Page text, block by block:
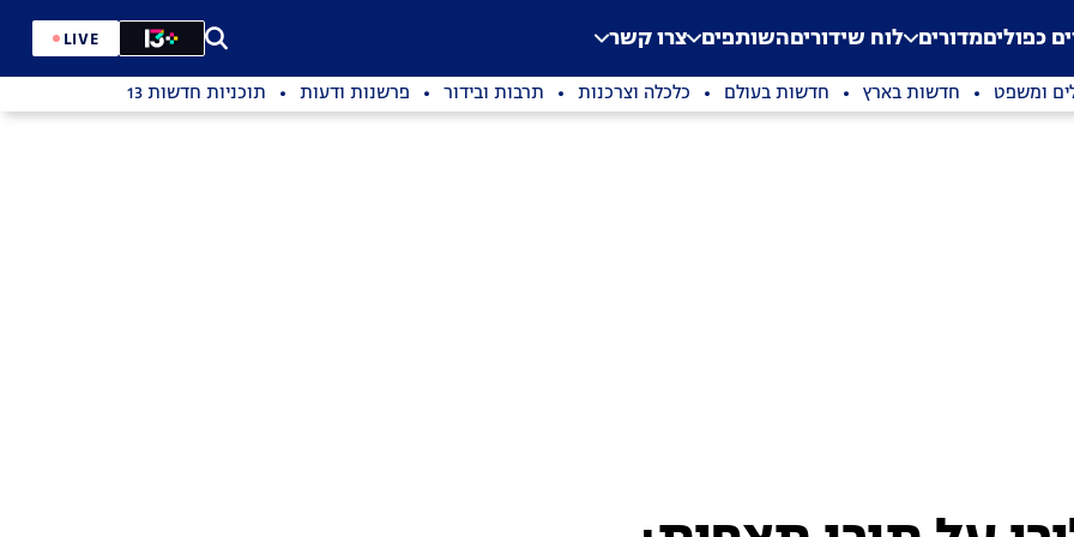
Application error: a
. כפוליםמדורים לוח שידוריםהשותפים צרו קשר LIVE
ומשפט חדשות בארץ חדשות בעולם כלכלה וצרכנות תרבות ובידור פרשנות ודעות תוכניות חדשות 13